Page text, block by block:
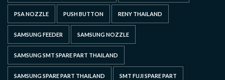
PSA NOZZLE PUSH BUTTON RENY THAILAND
SAMSUNG FEEDER SAMSUNG NOZZLE
SAMSUNG SMT SPARE PART THAILAND
SAMSUNG SPARE PART THAILAND SMT FUJI SPARE PART